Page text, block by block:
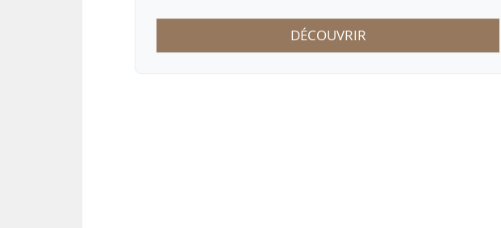
DÉCOUVRIR